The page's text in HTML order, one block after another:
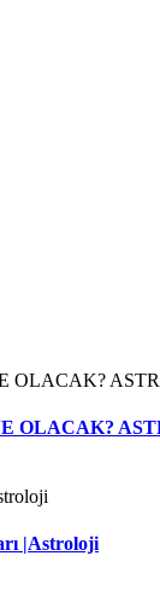
OLACAK?
|Astroloji